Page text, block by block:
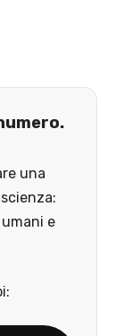
una
e